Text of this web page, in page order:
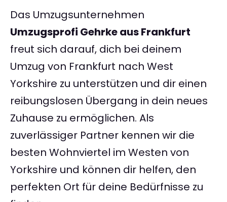
Das Umzugsunternehmen
Umzugsprofi Gehrke aus Frankfurt
freut sich darauf, dich bei deinem
Umzug von Frankfurt nach West
Yorkshire zu unterstützen und dir einen
reibungslosen Übergang in dein neues
Zuhause zu ermöglichen. Als
zuverlässiger Partner kennen wir die
besten Wohnviertel im Westen von
Yorkshire und können dir helfen, den
perfekten Ort für deine Bedürfnisse zu